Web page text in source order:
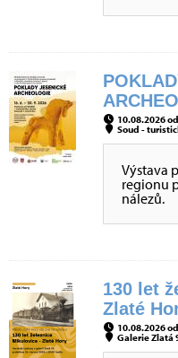
10.08.2026
Soud -
Výstava
regionu
nálezů.
130 let
Zlaté
10.08.2026
Galerie Zlatá